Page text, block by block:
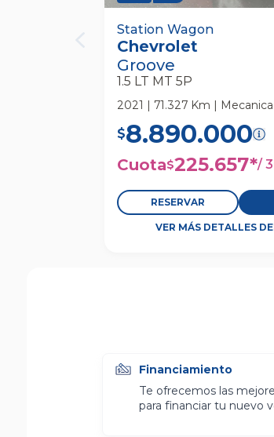
Chevrolet Groove 1.5 Lt
Wagon
Station Wagon
Chevrolet
Groove
1.5 LT MT 5P
2021 | 71.327 Km |
$8.890.000
Cuota$225.657*/
RESERVAR
VER MÁS DETALLES
Financiamiento
Te ofrecemos las
para financiar tu nuevo